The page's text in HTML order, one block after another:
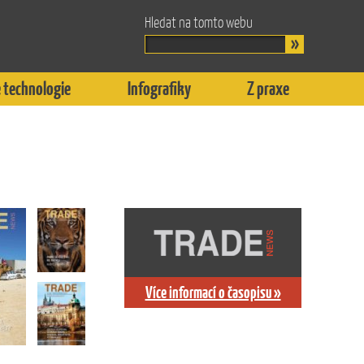
Hledat na tomto webu
technologie Infografiky Z praxe
Více informací o časopisu »